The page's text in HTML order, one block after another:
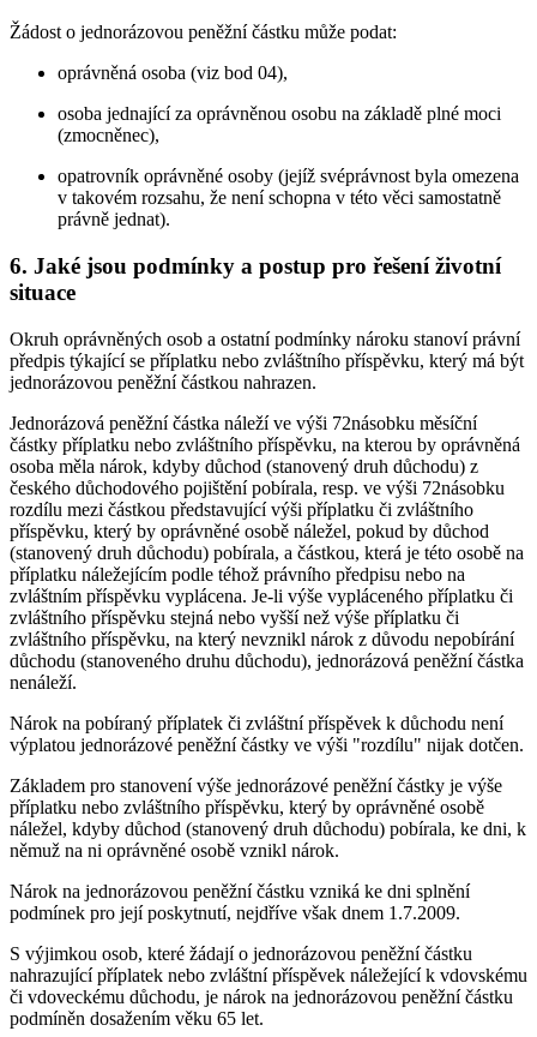
Žádost o jednorázovou peněžní částku může podat:
oprávněná osoba (viz bod 04),
osoba jednající za oprávněnou osobu na základě plné moci
(zmocněnec),
opatrovník oprávněné osoby (jejíž svéprávnost byla omezena
v takovém rozsahu, že není schopna v této věci samostatně
právně jednat).
6. Jaké jsou podmínky a postup pro řešení životní
situace
Okruh oprávněných osob a ostatní podmínky nároku stanoví právní
předpis týkající se příplatku nebo zvláštního příspěvku, který má být
jednorázovou peněžní částkou nahrazen.
Jednorázová peněžní částka náleží ve výši 72násobku měsíční
částky příplatku nebo zvláštního příspěvku, na kterou by oprávněná
osoba měla nárok, kdyby důchod (stanovený druh důchodu) z
českého důchodového pojištění pobírala, resp. ve výši 72násobku
rozdílu mezi částkou představující výši příplatku či zvláštního
příspěvku, který by oprávněné osobě náležel, pokud by důchod
(stanovený druh důchodu) pobírala, a částkou, která je této osobě na
příplatku náležejícím podle téhož právního předpisu nebo na
zvláštním příspěvku vyplácena. Je-li výše vypláceného příplatku či
zvláštního příspěvku stejná nebo vyšší než výše příplatku či
zvláštního příspěvku, na který nevznikl nárok z důvodu nepobírání
důchodu (stanoveného druhu důchodu), jednorázová peněžní částka
nenáleží.
Nárok na pobíraný příplatek či zvláštní příspěvek k důchodu není
výplatou jednorázové peněžní částky ve výši "rozdílu" nijak dotčen.
Základem pro stanovení výše jednorázové peněžní částky je výše
příplatku nebo zvláštního příspěvku, který by oprávněné osobě
náležel, kdyby důchod (stanovený druh důchodu) pobírala, ke dni, k
němuž na ni oprávněné osobě vznikl nárok.
Nárok na jednorázovou peněžní částku vzniká ke dni splnění
podmínek pro její poskytnutí, nejdříve však dnem 1.7.2009.
S výjimkou osob, které žádají o jednorázovou peněžní částku
nahrazující příplatek nebo zvláštní příspěvek náležející k vdovskému
či vdoveckému důchodu, je nárok na jednorázovou peněžní částku
podmíněn dosažením věku 65 let.